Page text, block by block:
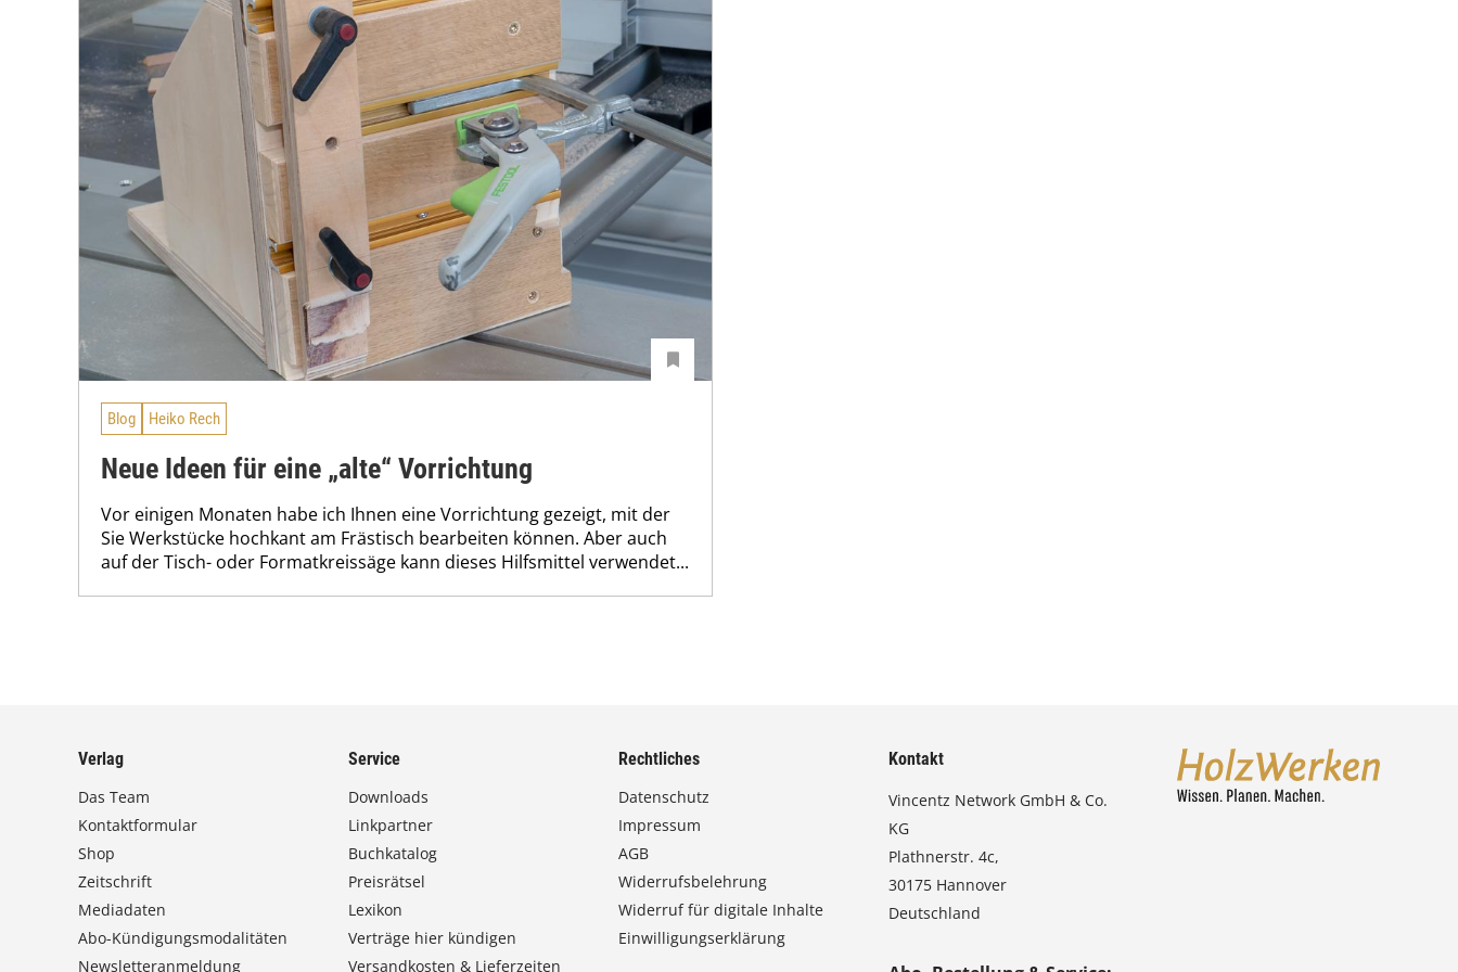
Blog Heiko Rech
Neue Ideen für eine „alte“ Vorrichtung
Vor einigen Monaten habe ich Ihnen eine Vorrichtung gezeigt, mit der
Sie Werkstücke hochkant am Frästisch bearbeiten können. Aber auch
auf der Tisch- oder Formatkreissäge kann dieses Hilfsmittel verwendet...
Verlag
Das Team
Kontaktformular
Shop
Zeitschrift
Mediadaten
Abo-Kündigungsmodalitäten
Newsletteranmeldung
Service
Downloads
Linkpartner
Buchkatalog
Preisrätsel
Lexikon
Verträge hier kündigen
Versandkosten & Lieferzeiten
Rechtliches
Datenschutz
Impressum
AGB
Widerrufsbelehrung
Widerruf für digitale Inhalte
Einwilligungserklärung
Kontakt
Vincentz Network GmbH & Co.
KG
Plathnerstr. 4c,
30175 Hannover
Deutschland